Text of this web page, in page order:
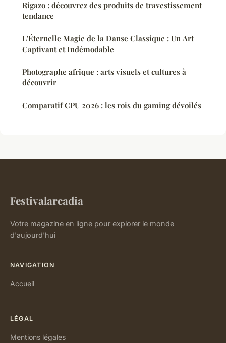
Rigazo : découvrez des produits de travestissement
tendance
L'Éternelle Magie de la Danse Classique : Un Art
Captivant et Indémodable
Photographe afrique : arts visuels et cultures à
découvrir
Comparatif CPU 2026 : les rois du gaming dévoilés
Festivalarcadia
Votre magazine en ligne pour explorer le monde
d'aujourd'hui
NAVIGATION
Accueil
LÉGAL
Mentions légales